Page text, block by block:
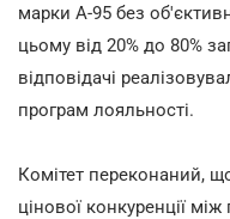
марки А-95 без
цьому від 20% до 80%
відповідачі
програм лояльності.
Комітет переконаний,
цінової конкуренції